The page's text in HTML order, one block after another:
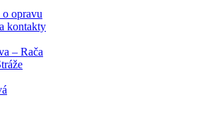
opravu
kontakty
– Rača